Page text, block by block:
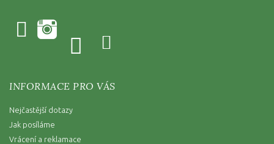
INFORMACE PRO VÁS
Nejčastější dotazy
Jak posíláme
Vrácení a reklamace